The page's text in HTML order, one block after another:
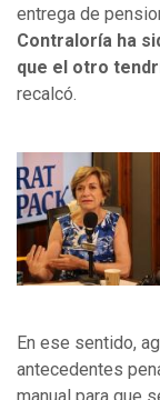
entrega de
Contraloría ha
que el otro
recalcó.
En ese sentido,
antecedentes